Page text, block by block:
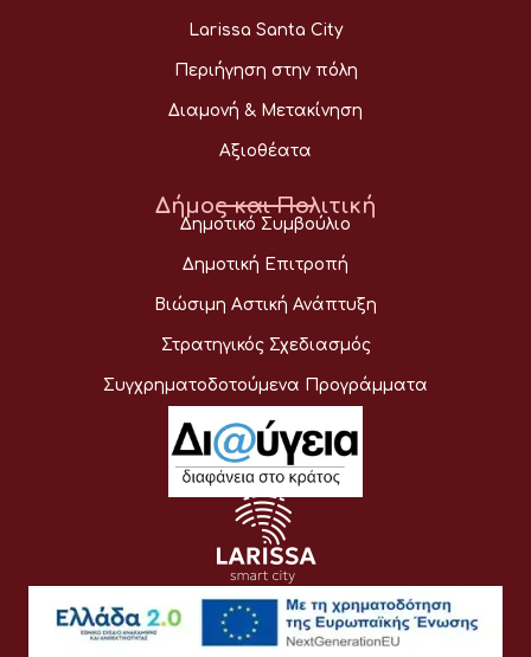
Larissa Santa City
Περιήγηση στην πόλη
Διαμονή & Μετακίνηση
Αξιοθέατα
Δήμος και Πολιτική
Δημοτικό Συμβούλιο
Δημοτική Επιτροπή
Βιώσιμη Αστική Ανάπτυξη
Στρατηγικός Σχεδιασμός
Συγχρηματοδοτούμενα Προγράμματα